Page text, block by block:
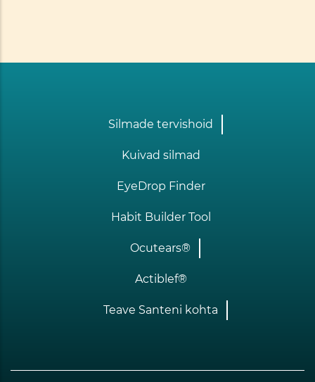
Silmade tervishoid
Kuivad silmad
EyeDrop Finder
Habit Builder Tool
Ocutears®
Actiblef®
Teave Santeni kohta